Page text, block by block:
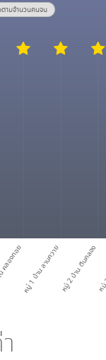
ตามจำนวนคนจน
กอยหมู่ 1 บ้าน ลานควาย หมู่ 2 บ้าน ตีนคลอง